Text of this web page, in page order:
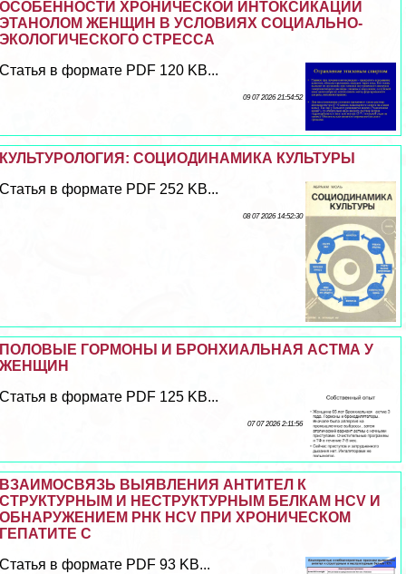
ОСОБЕННОСТИ ХРОНИЧЕСКОЙ ИНТОКСИКАЦИИ
ЭТАНОЛОМ ЖЕНЩИН В УСЛОВИЯХ СОЦИАЛЬНО-
ЭКОЛОГИЧЕСКОГО СТРЕССА
Статья в формате PDF 120 KB...
09 07 2026 21:54:52
КУЛЬТУРОЛОГИЯ: СОЦИОДИНАМИКА КУЛЬТУРЫ
Статья в формате PDF 252 KB...
08 07 2026 14:52:30
ПОЛОВЫЕ ГОРМОНЫ И БРОНХИАЛЬНАЯ АСТМА У
ЖЕНЩИН
Статья в формате PDF 125 KB...
07 07 2026 2:11:56
ВЗАИМОСВЯЗЬ ВЫЯВЛЕНИЯ АНТИТЕЛ К
СТРУКТУРНЫМ И НЕСТРУКТУРНЫМ БЕЛКАМ HCV И
ОБНАРУЖЕНИЕМ РНК HCV ПРИ ХРОНИЧЕСКОМ
ГЕПАТИТЕ С
Статья в формате PDF 93 KB...